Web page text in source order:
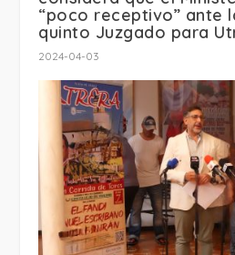
“poco receptivo” ante
quinto Juzgado para
2024-04-03